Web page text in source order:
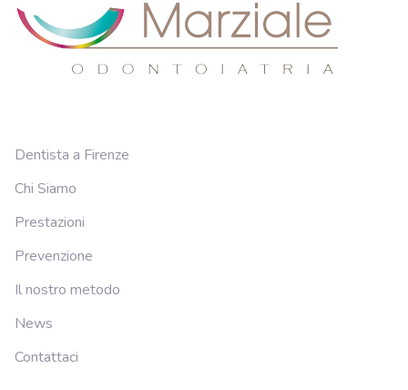
Dentista a Firenze
Chi Siamo
Prestazioni
Prevenzione
Il nostro metodo
News
Contattaci